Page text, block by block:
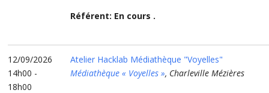
Référent: En cours .
12/09/2026
14h00 -
18h00
Atelier Hacklab Médiathèque "Voyelles"
Médiathèque « Voyelles », Charleville Mézières